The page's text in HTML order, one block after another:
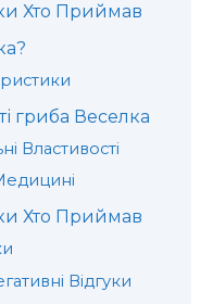
Хто Приймав
гриба Веселка
Властивості
Хто Приймав
Відгуки